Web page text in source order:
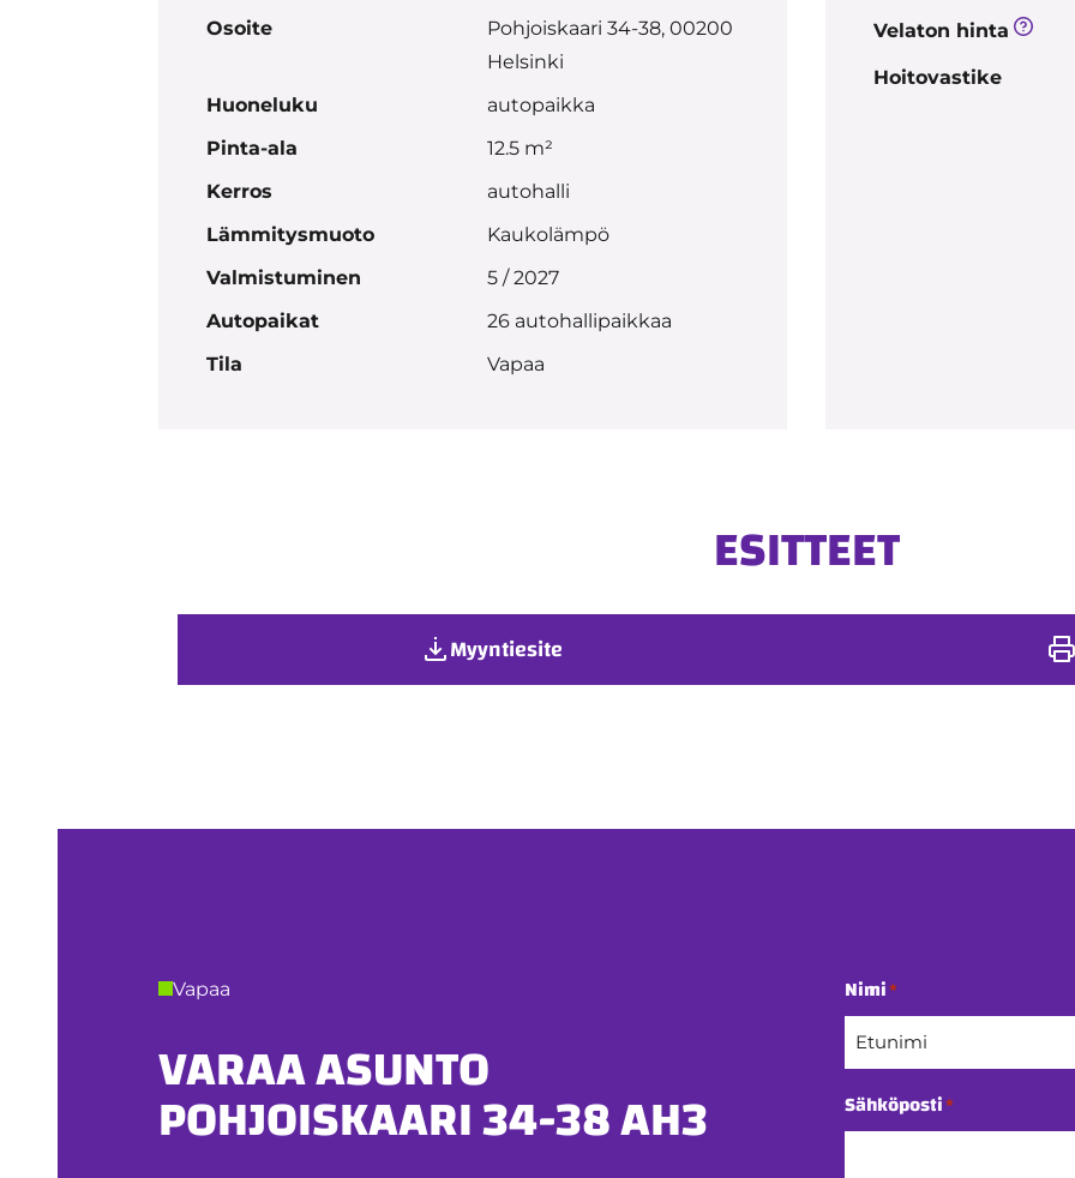
Osoite
Pohjoiskaari 34-38, 00200
Helsinki
Huoneluku
autopaikka
Pinta-ala
12.5 m²
Kerros
autohalli
Lämmitysmuoto
Kaukolämpö
Valmistuminen
5 / 2027
Autopaikat
26 autohallipaikkaa
Tila
Vapaa
Velaton hinta
Hoitovastike
ESITTEET
Myyntiesite
Vapaa
VARAA ASUNTO
POHJOISKAARI 34-38 AH3
Nimi*
Etunimi
Sähköposti*